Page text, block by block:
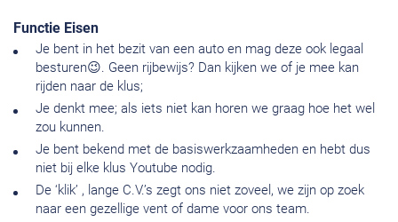
Functie Eisen
Je bent in het bezit van een auto en mag deze ook legaal
besturen😉. Geen rijbewijs? Dan kijken we of je mee kan
rijden naar de klus;
Je denkt mee; als iets niet kan horen we graag hoe het wel
zou kunnen.
Je bent bekend met de basiswerkzaamheden en hebt dus
niet bij elke klus Youtube nodig.
De ‘klik’ , lange C.V.’s zegt ons niet zoveel, we zijn op zoek
naar een gezellige vent of dame voor ons team.